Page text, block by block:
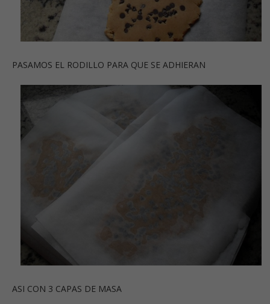
PASAMOS EL RODILLO PARA QUE SE ADHIERAN
ASI CON 3 CAPAS DE MASA